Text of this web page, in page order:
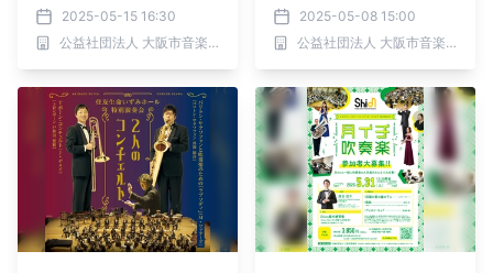
課題曲の演奏を聴いて、表
現方法のヒントをつかみま
しょう！「福井特別演奏
ください！
2025-05-15 16:30
公益社団法人 大阪市音楽団
曲(Ⅳ)、冒険の旅(Ⅲ)』を
Shionメンバーと一緒に演
奏しませんか？お気軽に吹
月14日「月イチ吹奏楽」
チケット好評販売中！
2025-05-08 15:00
公益社団法人 大阪市音楽団